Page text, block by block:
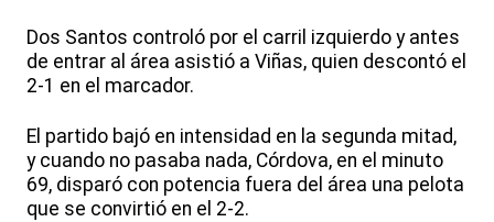
Dos Santos controló por el carril izquierdo y antes
de entrar al área asistió a Viñas, quien descontó el
2-1 en el marcador.
El partido bajó en intensidad en la segunda mitad,
y cuando no pasaba nada, Córdova, en el minuto
69, disparó con potencia fuera del área una pelota
que se convirtió en el 2-2.